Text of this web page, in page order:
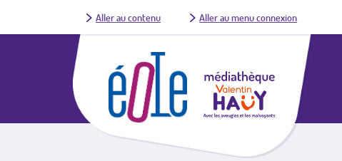
Aller au contenu Aller au menu connexion